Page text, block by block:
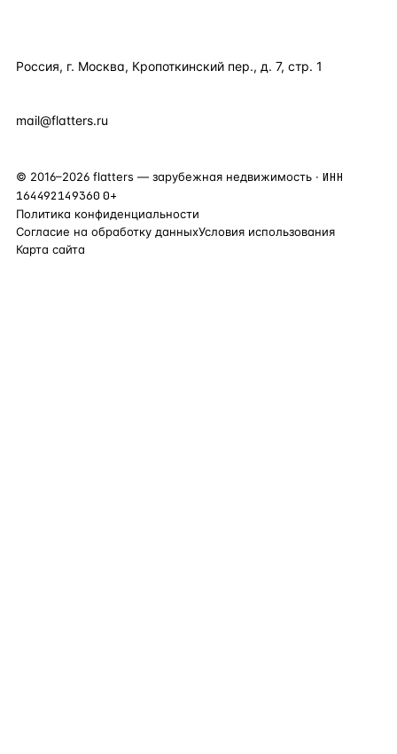
Россия, г. Москва, Кропоткинский пер., д. 7, стр. 1
mail@flatters.ru
© 2016–2026 flatters — зарубежная недвижимость · ИНН
164492149360 0+
Политика конфиденциальности
Согласие на обработку данныхУсловия использования
Карта сайта